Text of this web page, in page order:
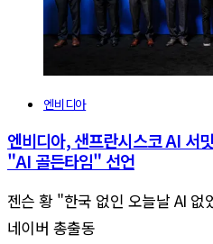
엔비디아
엔비디아, 샌프란시스코 AI 서
"AI 골든타임" 선언
젠슨 황 "한국 없인 오늘날 AI 없
네이버 총출동